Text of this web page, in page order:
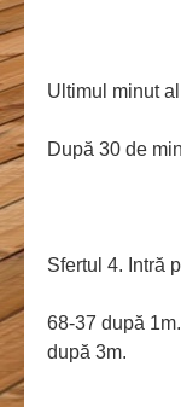
Ultimul minut
După 30 de
Sfertul 4. Intră
68-37 după
după 3m.